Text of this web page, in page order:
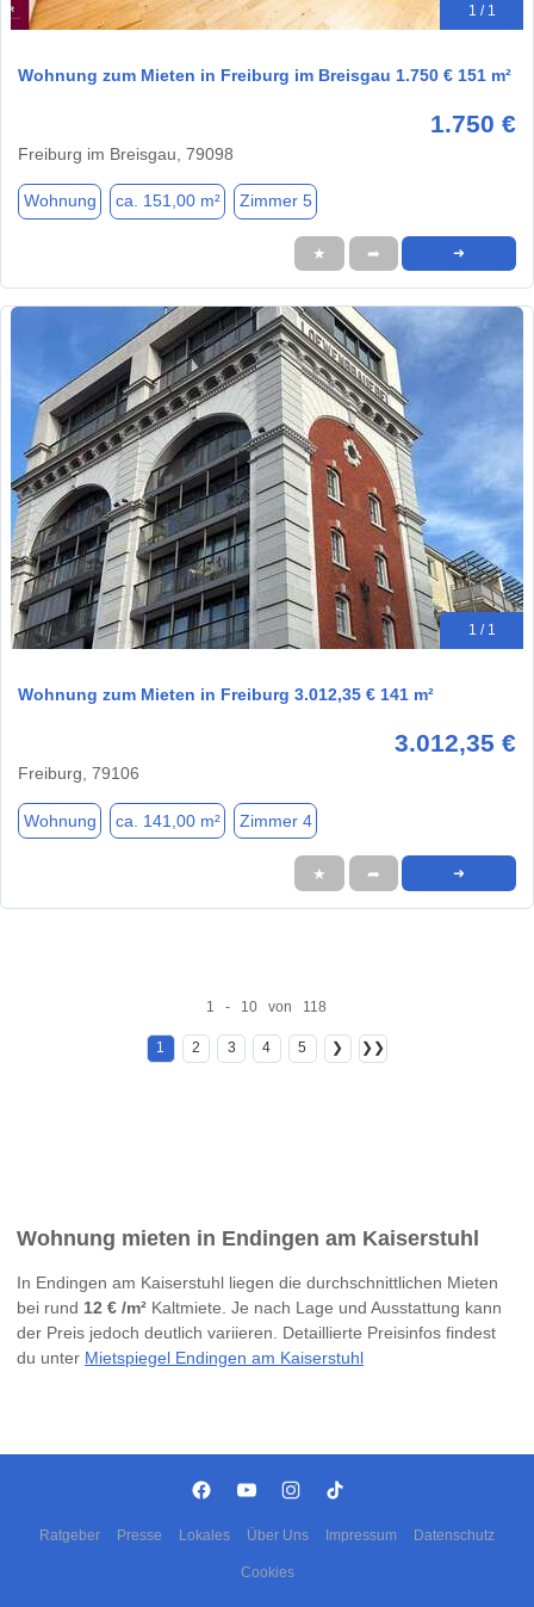
1 / 1
Wohnung zum Mieten in Freiburg im Breisgau 1.750 € 151 m²
1.750 €
Freiburg im Breisgau, 79098
Wohnung ca. 151,00 m² Zimmer 5
★ ➦ ➜
1 / 1
Wohnung zum Mieten in Freiburg 3.012,35 € 141 m²
3.012,35 €
Freiburg, 79106
Wohnung ca. 141,00 m² Zimmer 4
★ ➦ ➜
1 - 10 von 118
1 2 3 4 5 ❯ ❯❯
Wohnung mieten in Endingen am Kaiserstuhl
In Endingen am Kaiserstuhl liegen die durchschnittlichen Mieten
bei rund 12 € /m² Kaltmiete. Je nach Lage und Ausstattung kann
der Preis jedoch deutlich variieren. Detaillierte Preisinfos findest
du unter Mietspiegel Endingen am Kaiserstuhl
Ratgeber Presse Lokales Über Uns Impressum Datenschutz
Cookies